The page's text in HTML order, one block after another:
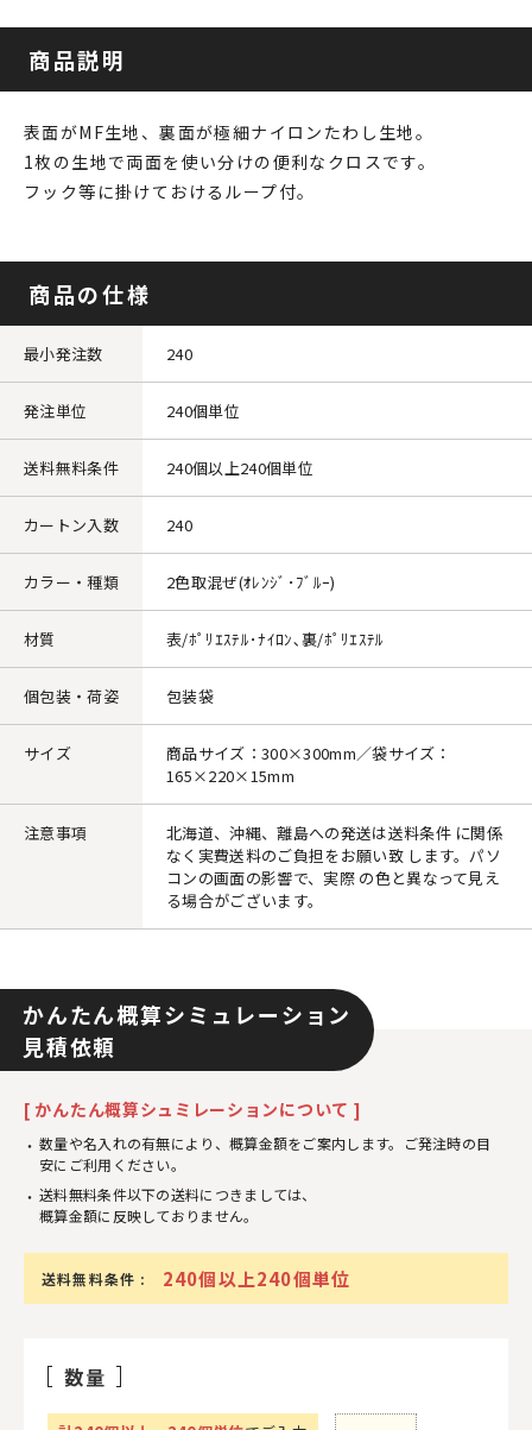
商品説明
表面がMF生地、裏面が極細ナイロンたわし生地｡
1枚の生地で両面を使い分けの便利なクロスです。
フック等に掛けておけるループ付。
商品の仕様
最小発注数 240
発注単位 240個単位
送料無料条件 240個以上240個単位
カートン入数 240
カラー・種類 2色取混ぜ(ｵﾚﾝｼﾞ･ﾌﾞﾙｰ)
材質 表/ﾎﾟﾘｴｽﾃﾙ･ﾅｲﾛﾝ､裏/ﾎﾟﾘｴｽﾃﾙ
個包装・荷姿 包装袋
サイズ
商品サイズ：300×300mm／袋サイズ：
165×220×15mm
注意事項
北海道、沖縄、離島への発送は送料条件 に関係
なく実費送料のご負担をお願い致 します。パソ
コンの画面の影響で、実際 の色と異なって見え
る場合がございます。
かんたん概算シミュレーション
見積依頼
[ かんたん概算シュミレーションについて ]
数量や名入れの有無により、概算金額をご案内します。ご発注時の目
安にご利用ください。
送料無料条件以下の送料につきましては、
概算金額に反映しておりません。
送料無料条件 : 240個以上240個単位
数量